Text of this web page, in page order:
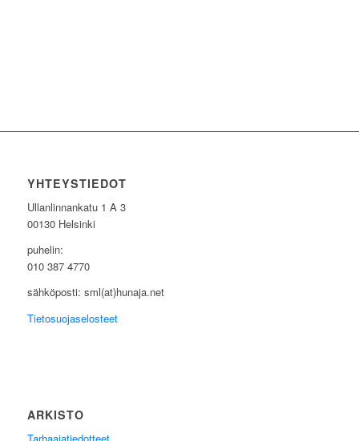
YHTEYSTIEDOT
Ullanlinnankatu 1 A 3
00130 Helsinki
puhelin:
010 387 4770
sähköposti: sml(at)hunaja.net
Tietosuojaselosteet
ARKISTO